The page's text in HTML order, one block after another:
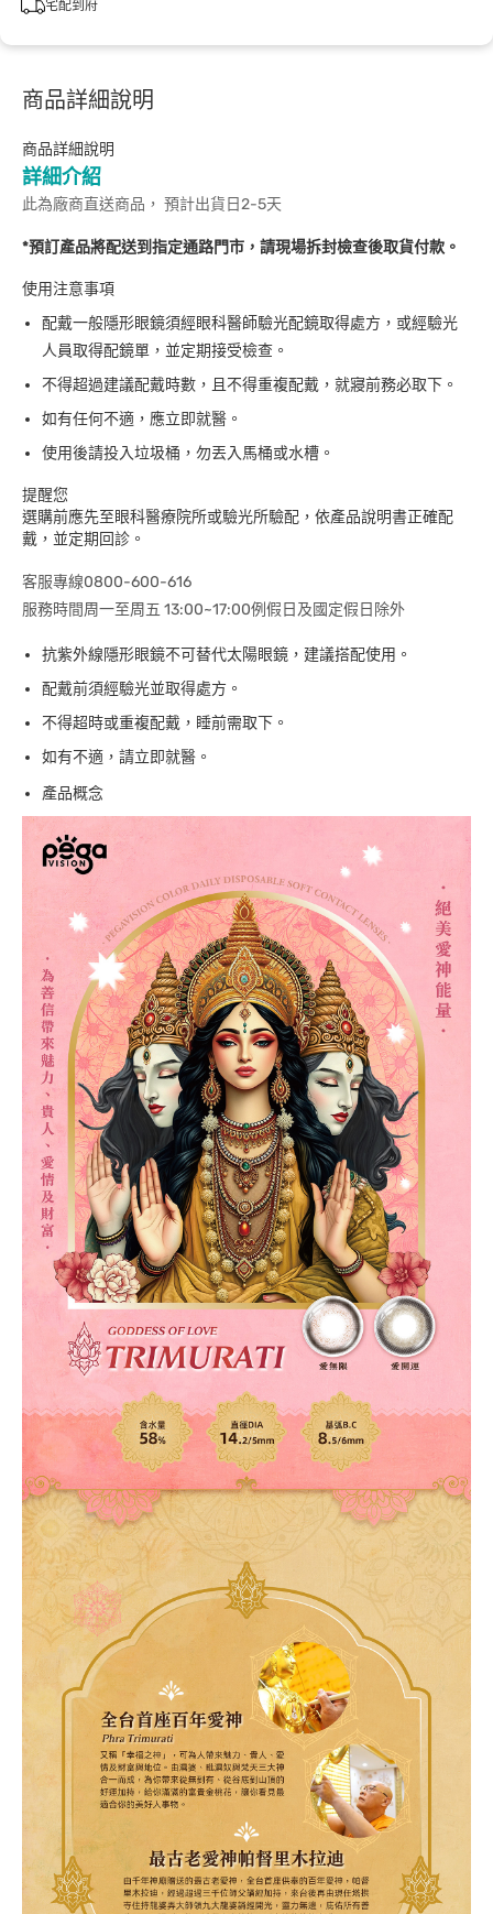
宅配到府
商品詳細說明
商品詳細說明
詳細介紹
此為廠商直送商品， 預計出貨日2-5天
*預訂產品將配送到指定通路門市，請現場拆封檢查後取貨付款。
使用注意事項
配戴一般隱形眼鏡須經眼科醫師驗光配鏡取得處方，或經驗光
人員取得配鏡單，並定期接受檢查。
不得超過建議配戴時數，且不得重複配戴，就寢前務必取下。
如有任何不適，應立即就醫。
使用後請投入垃圾桶，勿丟入馬桶或水槽。
提醒您
選購前應先至眼科醫療院所或驗光所驗配，依產品說明書正確配
戴，並定期回診。
客服專線0800-600-616
服務時間周一至周五 13:00~17:00例假日及國定假日除外
抗紫外線隱形眼鏡不可替代太陽眼鏡，建議搭配使用。
配戴前須經驗光並取得處方。
不得超時或重複配戴，睡前需取下。
如有不適，請立即就醫。
產品概念